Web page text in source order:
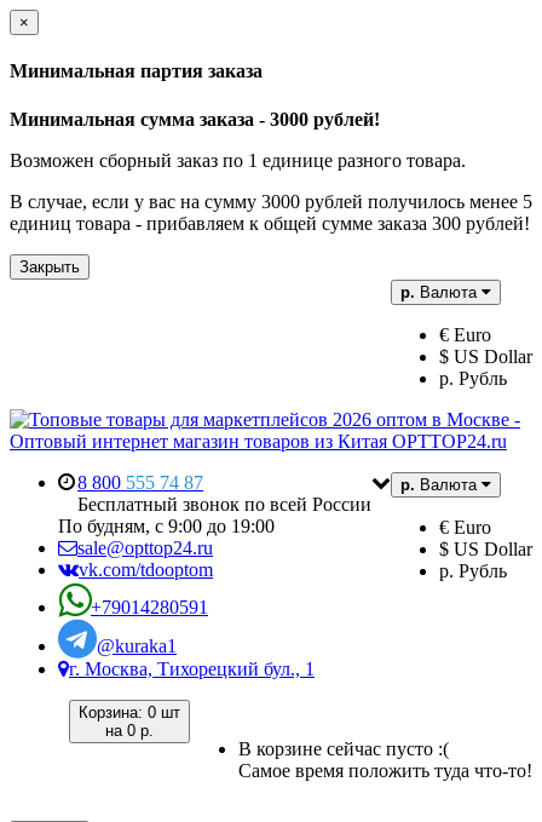
×
Минимальная партия заказа
Минимальная сумма заказа - 3000 рублей!
Возможен сборный заказ по 1 единице разного товара.
В случае, если у вас на сумму 3000 рублей получилось менее 5
единиц товара - прибавляем к общей сумме заказа 300 рублей!
Закрыть
р. Валюта
€ Euro
$ US Dollar
р. Рубль
р. Валюта
€ Euro
$ US Dollar
р. Рубль
8 800 555 74 87
Бесплатный звонок по всей России
По будням, с 9:00 до 19:00
sale@opttop24.ru
vk.com/tdooptom
+79014280591
@kuraka1
г. Москва, Тихорецкий бул., 1
Корзина: 0 шт
на 0 р.
В корзине сейчас пусто :(
Самое время положить туда что-то!